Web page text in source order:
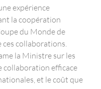
expérience
la coopération
du Monde de
ces collaborations.
la Ministre sur les
collaboration efficace
et le coût que